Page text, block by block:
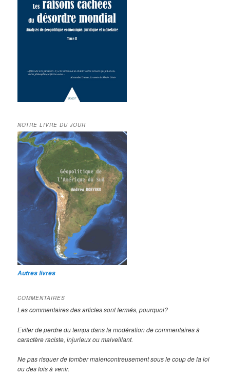
NOTRE LIVRE DU JOUR
Autres livres
COMMENTAIRES
Les commentaires des articles sont fermés, pourquoi?
Eviter de perdre du temps dans la modération de commentaires à
caractère raciste, injurieux ou malveillant.
Ne pas risquer de tomber malencontreusement sous le coup de la loi
ou des lois à venir.